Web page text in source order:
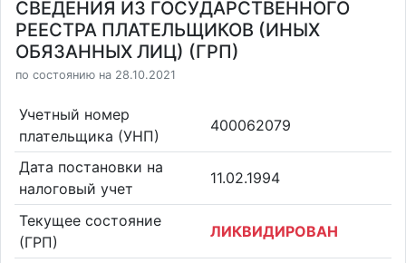
СВЕДЕНИЯ ИЗ ГОСУДАРСТВЕННОГО
РЕЕСТРА ПЛАТЕЛЬЩИКОВ (ИНЫХ
ОБЯЗАННЫХ ЛИЦ) (ГРП)
по состоянию на 28.10.2021
Учетный номер
плательщика (УНП)
400062079
Дата постановки на
налоговый учет
11.02.1994
Текущее состояние
(ГРП)
ЛИКВИДИРОВАН